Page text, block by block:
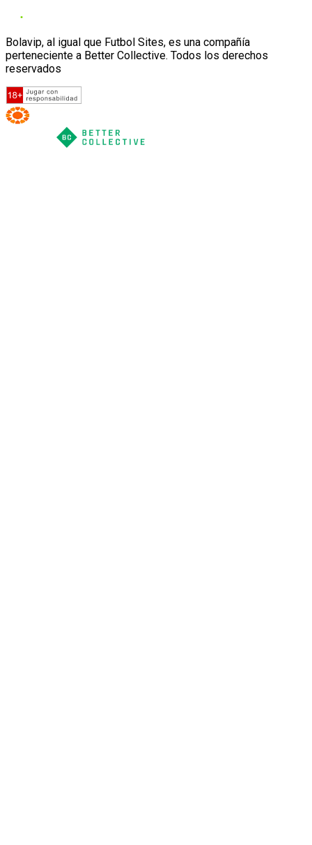
Bolavip, al igual que Futbol Sites, es una compañía
perteneciente a Better Collective. Todos los derechos
reservados